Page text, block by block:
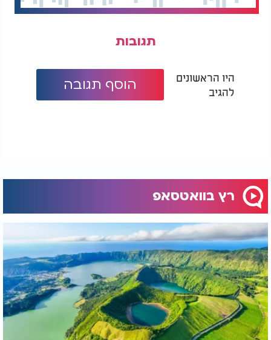
תגובות
היו הראשונים
להגיב
הוסף תגובה
רץ בוואטסאפ